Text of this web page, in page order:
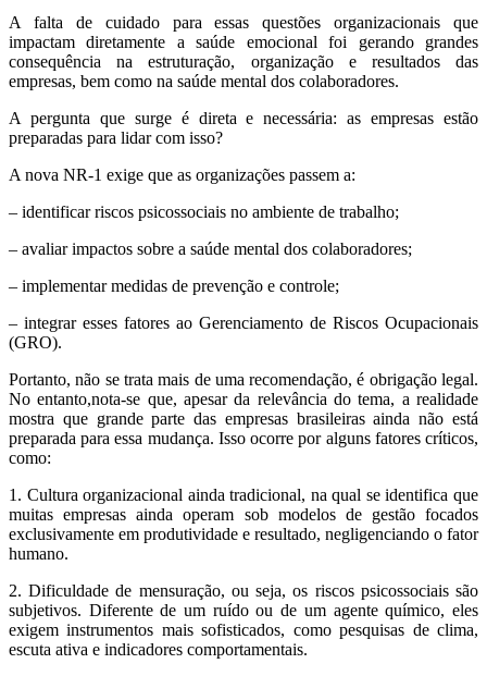
A falta de cuidado para essas questões organizacionais que
impactam diretamente a saúde emocional foi gerando grandes
consequência na estruturação, organização e resultados das
empresas, bem como na saúde mental dos colaboradores.
A pergunta que surge é direta e necessária: as empresas estão
preparadas para lidar com isso?
A nova NR-1 exige que as organizações passem a:
– identificar riscos psicossociais no ambiente de trabalho;
– avaliar impactos sobre a saúde mental dos colaboradores;
– implementar medidas de prevenção e controle;
– integrar esses fatores ao Gerenciamento de Riscos Ocupacionais
(GRO).
Portanto, não se trata mais de uma recomendação, é obrigação legal.
No entanto,nota-se que, apesar da relevância do tema, a realidade
mostra que grande parte das empresas brasileiras ainda não está
preparada para essa mudança. Isso ocorre por alguns fatores críticos,
como:
1. Cultura organizacional ainda tradicional, na qual se identifica que
muitas empresas ainda operam sob modelos de gestão focados
exclusivamente em produtividade e resultado, negligenciando o fator
humano.
2. Dificuldade de mensuração, ou seja, os riscos psicossociais são
subjetivos. Diferente de um ruído ou de um agente químico, eles
exigem instrumentos mais sofisticados, como pesquisas de clima,
escuta ativa e indicadores comportamentais.